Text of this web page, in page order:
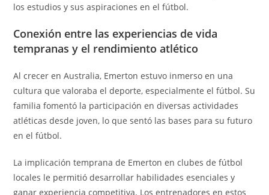
los estudios y sus aspiraciones en el fútbol.
Conexión entre las experiencias de vida
tempranas y el rendimiento atlético
Al crecer en Australia, Emerton estuvo inmerso en una
cultura que valoraba el deporte, especialmente el fútbol. Su
familia fomentó la participación en diversas actividades
atléticas desde joven, lo que sentó las bases para su futuro
en el fútbol.
La implicación temprana de Emerton en clubes de fútbol
locales le permitió desarrollar habilidades esenciales y
ganar experiencia competitiva. Los entrenadores en estos